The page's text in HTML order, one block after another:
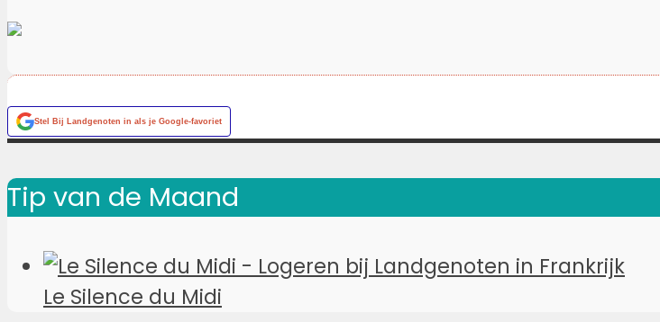
Stel Bij Landgenoten in als je Google-favoriet
Tip van de Maand
Le Silence du Midi